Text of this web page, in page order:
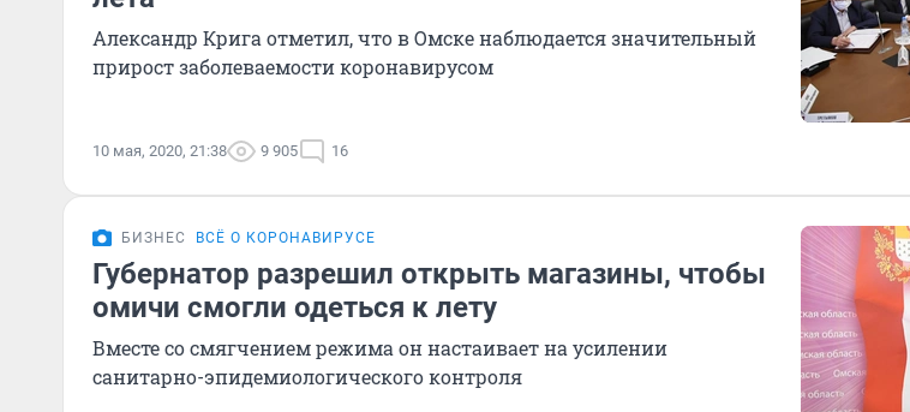
Александр Крига отметил, что в Омске наблюдается значительный
прирост заболеваемости коронавирусом
10 мая, 2020, 21:38 9 905 16
БИЗНЕС ВСЁ О КОРОНАВИРУСЕ
Губернатор разрешил открыть магазины, чтобы
омичи смогли одеться к лету
Вместе со смягчением режима он настаивает на усилении
санитарно-эпидемиологического контроля